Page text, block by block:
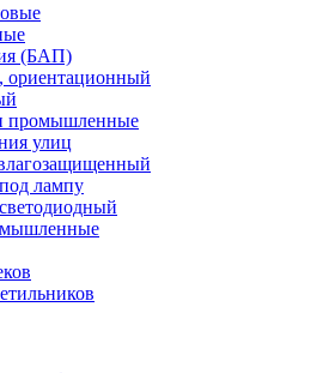
(БАП)
ориентационный
промышленные
улиц
лампу